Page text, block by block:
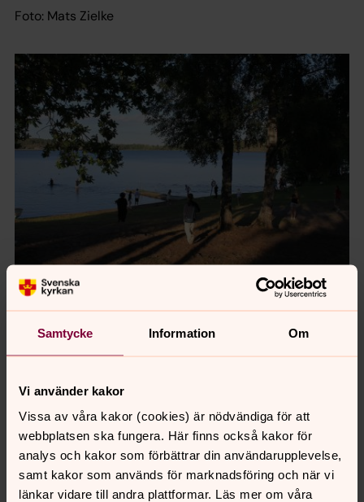
Samtycke Information Om
Vi använder kakor
Vissa av våra kakor (cookies) är nödvändiga för att
webbplatsen ska fungera. Här finns också kakor för
analys och kakor som förbättrar din användarupplevelse,
samt kakor som används för marknadsföring och när vi
länkar vidare till andra plattformar. Läs mer om våra
Foto: Mats Zielke
Foto: Mats Zielke